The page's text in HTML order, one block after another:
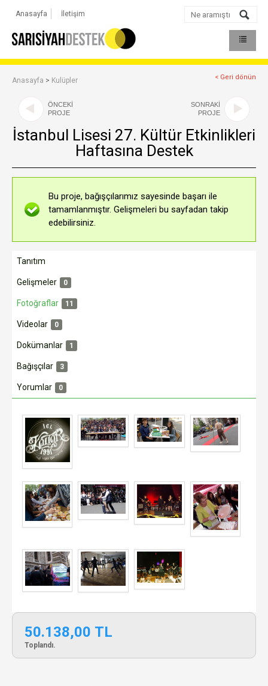
Anasayfa İletişim
Anasayfa > Kulüpler < Geri dönün
ÖNCEKİ
PROJE
İstanbul Lisesi 27. Kültür Etkinlikleri
Haftasına Destek
SONRAKİ
PROJE
Bu proje, bağışçılarımız sayesinde başarı ile
tamamlanmıştır. Gelişmeleri bu sayfadan takip
edebilirsiniz.
Tanıtım
Gelişmeler 0
Fotoğraflar 11
Videolar 0
Dokümanlar 1
Bağışçılar 3
Yorumlar 0
50.138,00 TL
Toplandı.